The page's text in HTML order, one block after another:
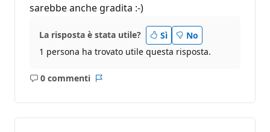
sarebbe anche gradita :-)
La risposta è stata utile? Sì
No
1 persona ha trovato utile questa risposta.
0 commenti
Nessun